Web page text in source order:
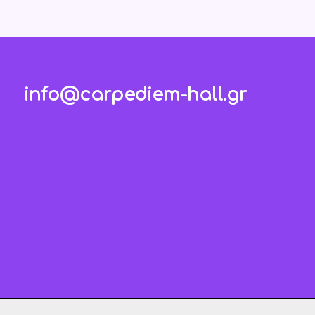
info@carpediem-hall.gr